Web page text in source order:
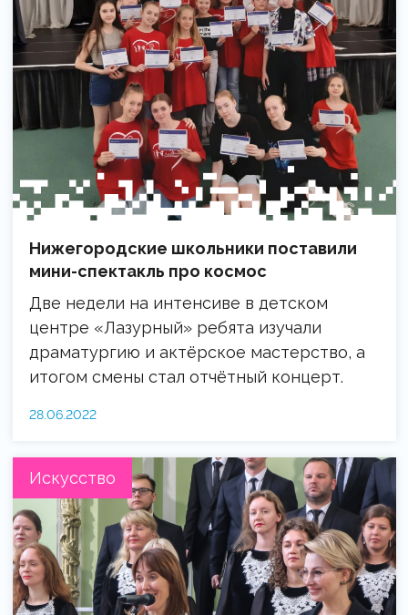
Нижегородские школьники поставили
мини-спектакль про космос
Две недели на интенсиве в детском
центре «Лазурный» ребята изучали
драматургию и актёрское мастерство, а
итогом смены стал отчётный концерт.
28.06.2022
Искусство